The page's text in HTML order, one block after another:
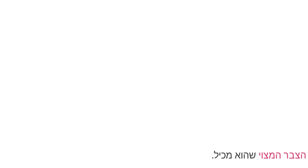
הצבר המצוי שהוא מכיל.